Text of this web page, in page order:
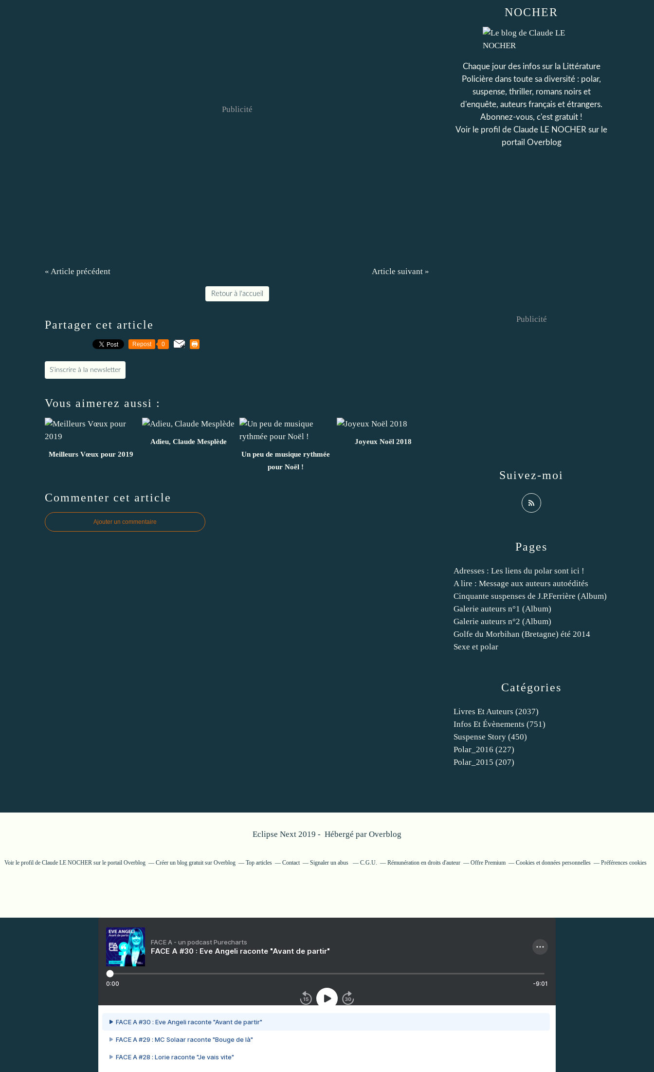
Publicité
« Article précédent Article suivant »
Retour à l'accueil
Partager cet article
Repost 0
S'inscrire à la newsletter
Vous aimerez aussi :
Meilleurs Vœux pour 2019
Adieu, Claude Mesplède
Un peu de musique rythmée
pour Noël !
Joyeux Noël 2018
Commenter cet article
Ajouter un commentaire
Catégories
Livres Et Auteurs (2037)
Infos Et Évènements (751)
Suspense Story (450)
Polar_2016 (227)
Polar_2015 (207)
Pages
Adresses : Les liens du polar sont ici !
A lire : Message aux auteurs autoédités
Cinquante suspenses de J.P.Ferrière (Album)
Galerie auteurs n°1 (Album)
Galerie auteurs n°2 (Album)
Golfe du Morbihan (Bretagne) été 2014
Sexe et polar
NOCHER
Chaque jour des infos sur la Littérature
Policière dans toute sa diversité : polar,
suspense, thriller, romans noirs et
d'enquête, auteurs français et étrangers.
Abonnez-vous, c'est gratuit !
Voir le profil de Claude LE NOCHER sur le
portail Overblog
Suivez-moi
Publicité
Eclipse Next 2019 - Hébergé par Overblog
Voir le profil de Claude LE NOCHER sur le portail Overblog Créer un blog gratuit sur Overblog Top articles Contact Signaler un abus C.G.U. Rémunération en droits d'auteur Offre Premium Cookies et données personnelles Préférences cookies
FACE A - un podcast Purecharts
FACE A #30 : Eve Angeli raconte "Avant de partir"
0:00 -9:01
FACE A #30 : Eve Angeli raconte "Avant de partir"
FACE A #29 : MC Solaar raconte "Bouge de là"
FACE A #28 : Lorie raconte "Je vais vite"